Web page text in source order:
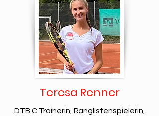
Teresa Renner
DTB C Trainerin, Ranglistenspielerin,